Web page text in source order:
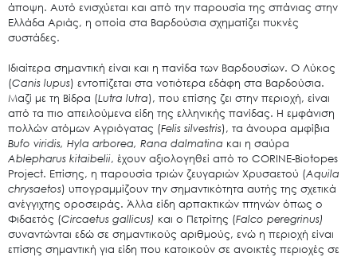
άποψη. Αυτό ενισχύεται και από την παρουσία της σπάνιας στην
Ελλάδα Αριάς, η οποία στα Βαρδούσια σχηματίζει πυκνές
συστάδες.
Ιδιαίτερα σημαντική είναι και η πανίδα των Βαρδουσίων. Ο Λύκος
(Canis lupus) εντοπίζεται στα νοτιότερα εδάφη στα Βαρδούσια.
Μαζί με τη Βίδρα (Lutra lutra), που επίσης ζει στην περιοχή, είναι
από τα πιο απειλούμενα είδη της ελληνικής πανίδας. Η εμφάνιση
πολλών ατόμων Αγριόγατας (Felis silvestris), τα άνουρα αμφίβια
Bufo viridis, Hyla arborea, Rana dalmatina και η σαύρα
Ablepharus kitaibelii, έχουν αξιολογηθεί από το CORINE-Biotopes
Project. Επίσης, η παρουσία τριών ζευγαριών Χρυσαετού (Aquila
chrysaetos) υπογραμμίζουν την σημαντικότητα αυτής της σχετικά
ανέγγιχτης οροσειράς. Άλλα είδη αρπακτικών πτηνών όπως ο
Φιδαετός (Circaetus gallicus) και ο Πετρίτης (Falco peregrinus)
συναντώνται εδώ σε σημαντικούς αριθμούς, ενώ η περιοχή είναι
επίσης σημαντική για είδη που κατοικούν σε ανοικτές περιοχές σε